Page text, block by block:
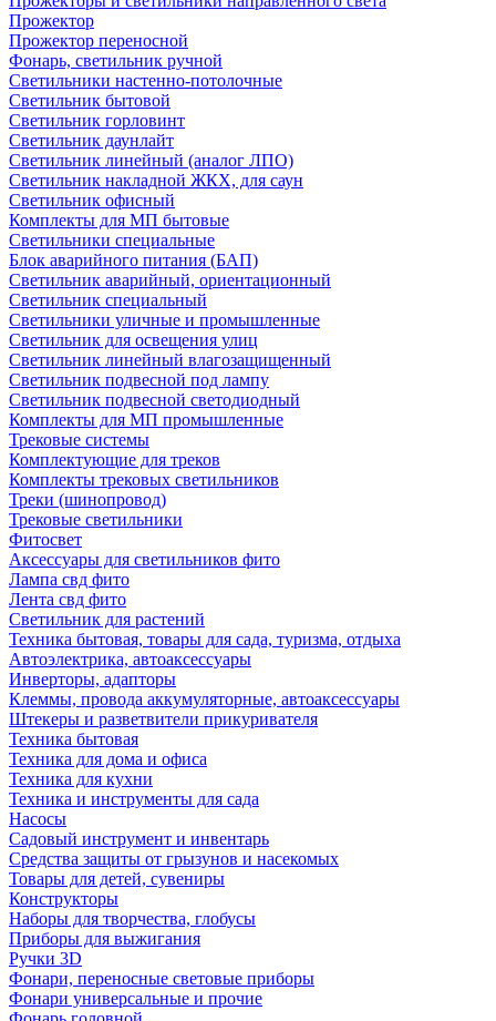
Прожектор
Прожектор переносной
Фонарь, светильник ручной
Светильники настенно-потолочные
Светильник бытовой
Светильник горловинт
Светильник даунлайт
Светильник линейный (аналог ЛПО)
Светильник накладной ЖКХ, для саун
Светильник офисный
Комплекты для МП бытовые
Светильники специальные
Блок аварийного питания (БАП)
Светильник аварийный, ориентационный
Светильник специальный
Светильники уличные и промышленные
Светильник для освещения улиц
Светильник линейный влагозащищенный
Светильник подвесной под лампу
Светильник подвесной светодиодный
Комплекты для МП промышленные
Трековые системы
Комплектующие для треков
Комплекты трековых светильников
Треки (шинопровод)
Трековые светильники
Фитосвет
Аксессуары для светильников фито
Лампа свд фито
Лента свд фито
Светильник для растений
Техника бытовая, товары для сада, туризма, отдыха
Автоэлектрика, автоаксессуары
Инверторы, адапторы
Клеммы, провода аккумуляторные, автоаксессуары
Штекеры и разветвители прикуривателя
Техника бытовая
Техника для дома и офиса
Техника для кухни
Техника и инструменты для сада
Насосы
Садовый инструмент и инвентарь
Средства защиты от грызунов и насекомых
Товары для детей, сувениры
Конструкторы
Наборы для творчества, глобусы
Приборы для выжигания
Ручки 3D
Фонари, переносные световые приборы
Фонари универсальные и прочие